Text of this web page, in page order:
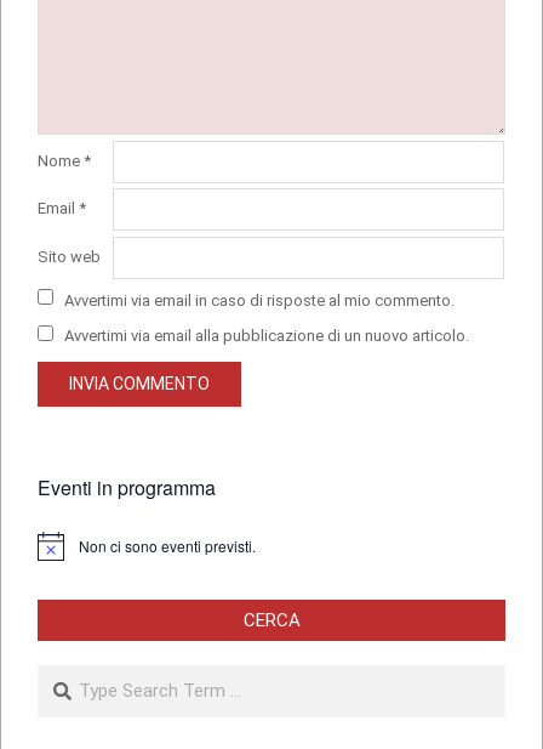
Nome *
Email *
Sito web
Avvertimi via email in caso di risposte al mio commento.
Avvertimi via email alla pubblicazione di un nuovo articolo.
Eventi in programma
Notice Non ci sono eventi previsti.
CERCA
Search